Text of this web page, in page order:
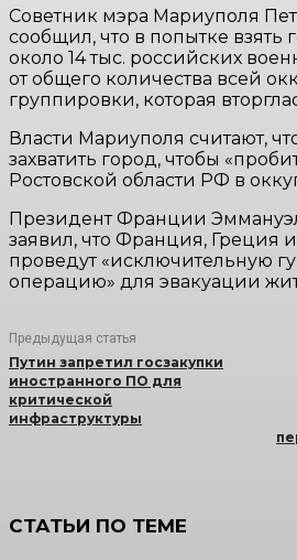
Советник мэра Мариуполя
сообщил, что в попытке взять
около 14 тыс. российских
от общего количества всей
группировки, которая
Власти Мариуполя считают,
захватить город, чтобы
Ростовской области РФ в
Президент Франции
заявил, что Франция, Греция
проведут «исключительную
операцию» для эвакуации
Предыдущая статья
Путин запретил госзакупки
иностранного ПО для
критической
инфраструктуры
СТАТЬИ ПО ТЕМЕ